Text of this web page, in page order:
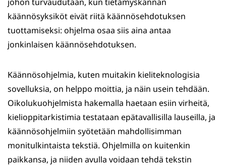
käännösyksiköt eivät riitä käännösehdotuksen
tuottamiseksi: ohjelma osaa siis aina antaa
jonkinlaisen käännösehdotuksen.
Käännösohjelmia, kuten muitakin kieliteknologisia
sovelluksia, on helppo moittia, ja näin usein tehdään.
Oikolukuohjelmista hakemalla haetaan esiin virheitä,
kielioppitarkistimia testataan epätavallisilla lauseilla, ja
käännösohjelmiin syötetään mahdollisimman
monitulkintaista tekstiä. Ohjelmilla on kuitenkin
paikkansa, ja niiden avulla voidaan tehdä tekstin